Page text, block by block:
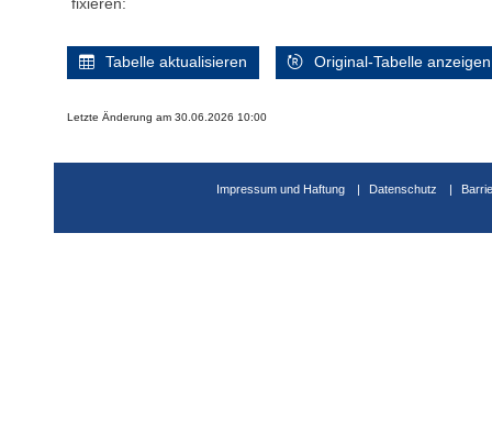
fixieren:
Tabelle aktualisieren Original-Tabelle anzeigen
Letzte Änderung am 30.06.2026 10:00
Impressum und Haftung Datenschutz